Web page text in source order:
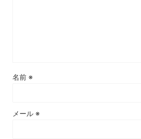
名前 ※
メール ※